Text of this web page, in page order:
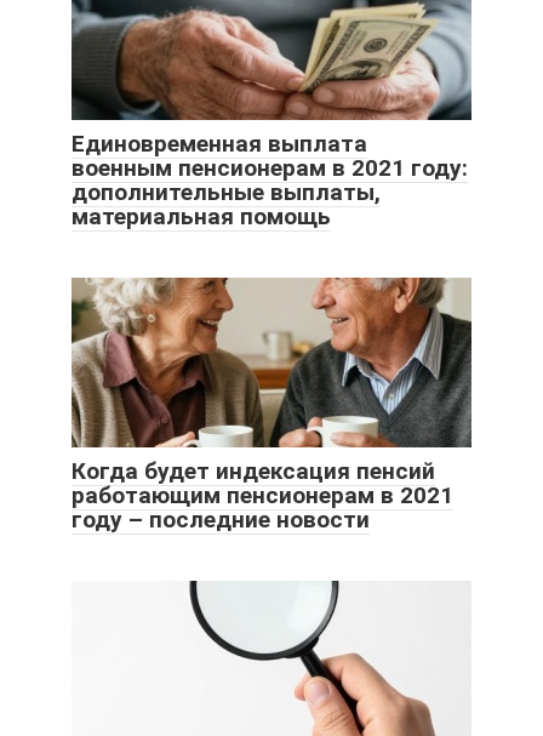
Единовременная выплата
военным пенсионерам в 2021 году:
дополнительные выплаты,
материальная помощь
Когда будет индексация пенсий
работающим пенсионерам в 2021
году – последние новости